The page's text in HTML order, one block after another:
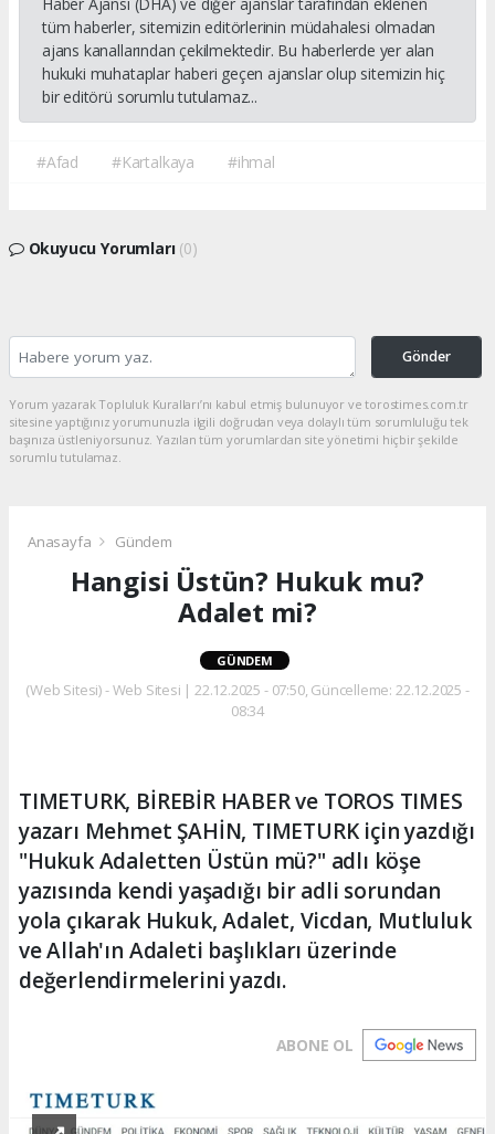
tüm haberler, sitemizin editörlerinin müdahalesi olmadan
ajans kanallarından çekilmektedir. Bu haberlerde yer alan
hukuki muhataplar haberi geçen ajanslar olup sitemizin hiç
bir editörü sorumlu tutulamaz...
#Afad #Kartalkaya #ihmal
Okuyucu Yorumları (0)
Gönder
Yorum yazarak Topluluk Kuralları’nı kabul etmiş bulunuyor ve torostimes.com.tr
sitesine yaptığınız yorumunuzla ilgili doğrudan veya dolaylı tüm sorumluluğu tek
başınıza üstleniyorsunuz. Yazılan tüm yorumlardan site yönetimi hiçbir şekilde
sorumlu tutulamaz.
Anasayfa Gündem
Hangisi Üstün? Hukuk mu?
Adalet mi?
GÜNDEM
(Web Sitesi) - Web Sitesi | 22.12.2025 - 07:50, Güncelleme: 22.12.2025 -
08:34
TIMETURK, BİREBİR HABER ve TOROS TIMES
yazarı Mehmet ŞAHİN, TIMETURK için yazdığı
"Hukuk Adaletten Üstün mü?" adlı köşe
yazısında kendi yaşadığı bir adli sorundan
yola çıkarak Hukuk, Adalet, Vicdan, Mutluluk
ve Allah'ın Adaleti başlıkları üzerinde
değerlendirmelerini yazdı.
ABONE OL